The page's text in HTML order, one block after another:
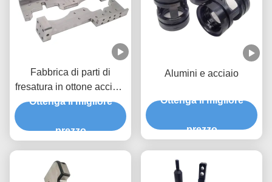
Fabbrica di parti di
fresatura in ottone acciaio
alluminio CNC Parti di
Ottenga il migliore
prezzo
Alumini e acciaio
Ottenga il migliore
prezzo